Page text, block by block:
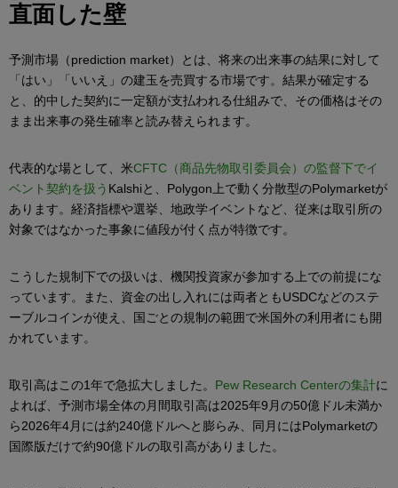
直面した壁
予測市場（prediction market）とは、将来の出来事の結果に対して
「はい」「いいえ」の建玉を売買する市場です。結果が確定する
と、的中した契約に一定額が支払われる仕組みで、その価格はその
まま出来事の発生確率と読み替えられます。
代表的な場として、米CFTC（商品先物取引委員会）の監督下でイ
ベント契約を扱う Kalshiと、Polygon上で動く分散型のPolymarketが
あります。経済指標や選挙、地政学イベントなど、従来は取引所の
対象ではなかった事象に値段が付く点が特徴です。
こうした規制下での扱いは、機関投資家が参加する上での前提にな
っています。また、資金の出し入れには両者ともUSDCなどのステ
ーブルコインが使え、国ごとの規制の範囲で米国外の利用者にも開
かれています。
取引高はこの1年で急拡大しました。 Pew Research Centerの集計に
よれば、予測市場全体の月間取引高は2025年9月の50億ドル未満か
ら2026年4月には約240億ドルへと膨らみ、同月にはPolymarketの
国際版だけで約90億ドルの取引高がありました。